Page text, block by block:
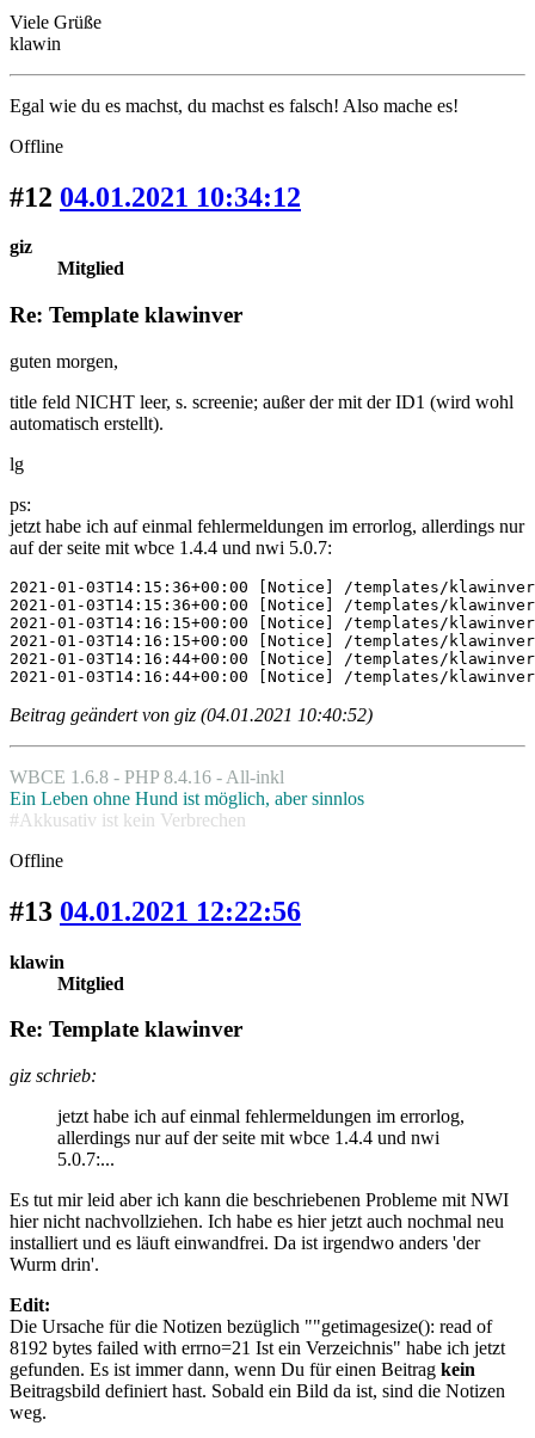
Viele Grüße
klawin
Egal wie du es machst, du machst es falsch! Also mache es!
Offline
#12 04.01.2021 10:34:12
giz
Mitglied
Re: Template klawinver
guten morgen,
title feld NICHT leer, s. screenie; außer der mit der ID1 (wird wohl
automatisch erstellt).
lg
ps:
jetzt habe ich auf einmal fehlermeldungen im errorlog, allerdings nur
auf der seite mit wbce 1.4.4 und nwi 5.0.7:
2021-01-03T14:15:36+00:00 [Notice] /templates/
2021-01-03T14:15:36+00:00 [Notice] /templates/
2021-01-03T14:16:15+00:00 [Notice] /templates/
2021-01-03T14:16:15+00:00 [Notice] /templates/
2021-01-03T14:16:44+00:00 [Notice] /templates/
2021-01-03T14:16:44+00:00 [Notice] /templates/
Beitrag geändert von giz (04.01.2021 10:40:52)
WBCE 1.6.8 - PHP 8.4.16 - All-inkl
Ein Leben ohne Hund ist möglich, aber sinnlos
#Akkusativ ist kein Verbrechen
Offline
#13 04.01.2021 12:22:56
klawin
Mitglied
Re: Template klawinver
giz schrieb:
jetzt habe ich auf einmal fehlermeldungen im errorlog,
allerdings nur auf der seite mit wbce 1.4.4 und nwi
5.0.7:...
Es tut mir leid aber ich kann die beschriebenen Probleme mit NWI
hier nicht nachvollziehen. Ich habe es hier jetzt auch nochmal neu
installiert und es läuft einwandfrei. Da ist irgendwo anders 'der
Wurm drin'.
Edit:
Die Ursache für die Notizen bezüglich ""getimagesize(): read of
8192 bytes failed with errno=21 Ist ein Verzeichnis" habe ich jetzt
gefunden. Es ist immer dann, wenn Du für einen Beitrag kein
Beitragsbild definiert hast. Sobald ein Bild da ist, sind die Notizen
weg.